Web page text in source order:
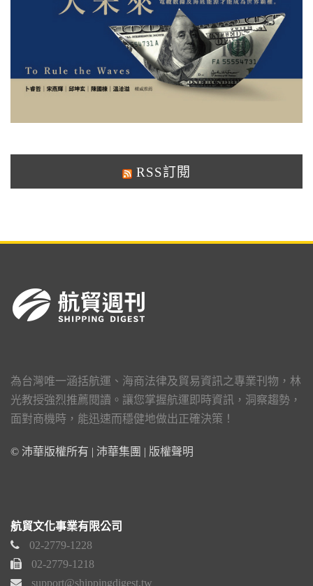
RSS訂閱
為台灣唯一涵括航運、海商法律及貿易資訊之專業刊物，林
光教授強烈推薦閱讀。讓您掌握航運即時資訊，洞察趨勢，
面對商機時，能迅速而穩健地做出正確決策！
© 沛華版權所有 | 沛華集團 | 版權聲明
航貿文化事業有限公司
02-2779-1228
02-2779-1218
support@shippingdigest.tw